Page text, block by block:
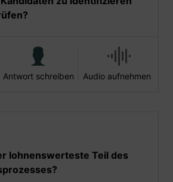
Antwort schreiben Audio aufnehmen
lohnenswerteste Teil des